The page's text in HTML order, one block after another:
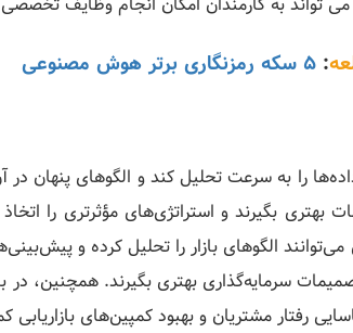
: 5 سکه رمزنگاری برتر هوش مصنوعی
را به سرعت تحلیل کند و الگوهای پنهان در
بگیرند و استراتژی‌های مؤثرتری را
الگوهای بازار را تحلیل کرده و
سرمایه‌گذاری بهتری بگیرند. همچنین، در
رفتار مشتریان و بهبود کمپین‌های بازاریابی